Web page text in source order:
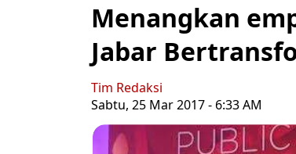
Menangkan
Jabar
Tim Redaksi
Sabtu, 25 Mar 2017 - 6:33 AM